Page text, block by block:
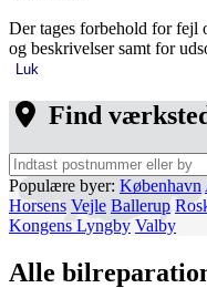
Der tages forbehold for fejl
og beskrivelser samt for
Luk
Find værksted
Populære byer: København
Horsens Vejle Ballerup
Kongens Lyngby Valby
Alle